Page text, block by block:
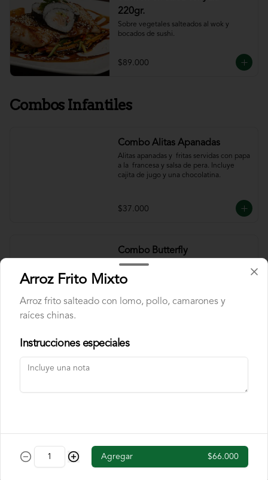
220gr.
Sobre vegetales salteados al wok y
bocados de sushi.
$89.000
Combos Infantiles
Combo Alitas Apanadas
Alitas apanadas y  fritas servidas con papa
a la  francesa y salsa de pera. Incluye
cajita de jugo y una chocolatina.
$37.000
Combo Butterfly
Pechuga a la brasa encostrada en cereal
de chocolate, acompañado de banano
flambe y papas chip. Incluye cajita de
Combo Fettuccine
y una chocolatina.
Combo Mini Hamburguesa
Arroz Frito Mixto
Arroz frito salteado con lomo, pollo, camarones y
raíces chinas.
Instrucciones especiales
Agregar $66.000